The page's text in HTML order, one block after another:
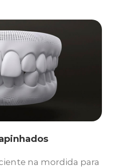
na mordida para